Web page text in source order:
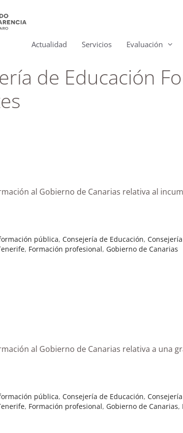
Actualidad Servicios Evaluación
de Educación
al Gobierno de Canarias relativa al
pública,Consejería de Educación,
, Formación profesional, Gobierno de Canarias
al Gobierno de Canarias relativa a una
pública,Consejería de Educación,
, Formación profesional, Gobierno de Canarias,